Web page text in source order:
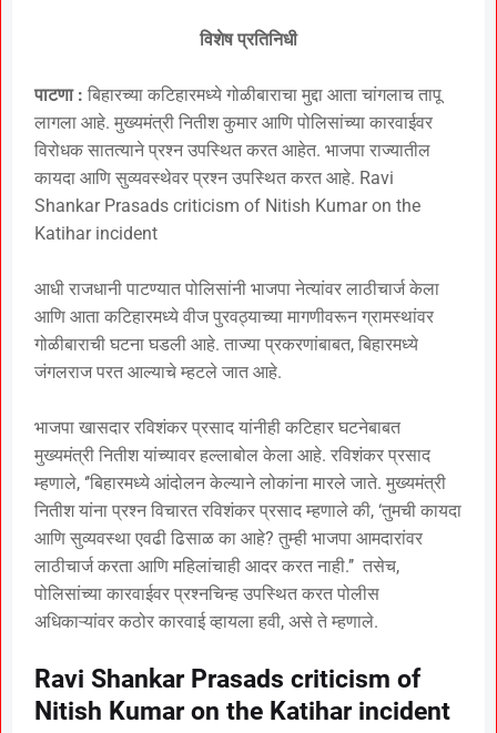
विशेष प्रतिनिधी
पाटणा : बिहारच्या कटिहारमध्ये गोळीबाराचा मुद्दा आता चांगलाच तापू
लागला आहे. मुख्यमंत्री नितीश कुमार आणि पोलिसांच्या कारवाईवर
विरोधक सातत्याने प्रश्न उपस्थित करत आहेत. भाजपा राज्यातील
कायदा आणि सुव्यवस्थेवर प्रश्न उपस्थित करत आहे. Ravi
Shankar Prasads criticism of Nitish Kumar on the
Katihar incident
आधी राजधानी पाटण्यात पोलिसांनी भाजपा नेत्यांवर लाठीचार्ज केला
आणि आता कटिहारमध्ये वीज पुरवठ्याच्या मागणीवरून ग्रामस्थांवर
गोळीबाराची घटना घडली आहे. ताज्या प्रकरणांबाबत, बिहारमध्ये
जंगलराज परत आल्याचे म्हटले जात आहे.
भाजपा खासदार रविशंकर प्रसाद यांनीही कटिहार घटनेबाबत
मुख्यमंत्री नितीश यांच्यावर हल्लाबोल केला आहे. रविशंकर प्रसाद
म्हणाले, ‘’बिहारमध्ये आंदोलन केल्याने लोकांना मारले जाते. मुख्यमंत्री
नितीश यांना प्रश्न विचारत रविशंकर प्रसाद म्हणाले की, ‘तुमची कायदा
आणि सुव्यवस्था एवढी ढिसाळ का आहे? तुम्ही भाजपा आमदारांवर
लाठीचार्ज करता आणि महिलांचाही आदर करत नाही.’’ तसेच,
पोलिसांच्या कारवाईवर प्रश्नचिन्ह उपस्थित करत पोलीस
अधिकाऱ्यांवर कठोर कारवाई व्हायला हवी, असे ते म्हणाले.
Ravi Shankar Prasads criticism of
Nitish Kumar on the Katihar incident